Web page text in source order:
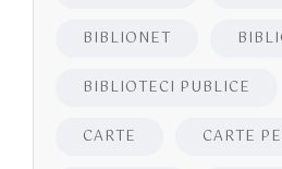
BIBLIONET
BIBLIOTECI PUBLICE
CARTE CARTE